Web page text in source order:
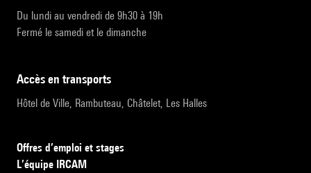
Du lundi au vendredi de 9h30 à 19h
Fermé le samedi et le dimanche
accès en transports
Hôtel de Ville, Rambuteau, Châtelet, Les Halles
Offres d’emploi et stages
L’équipe IRCAM